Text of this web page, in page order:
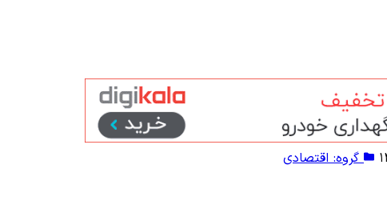
گروه: اقتصادی